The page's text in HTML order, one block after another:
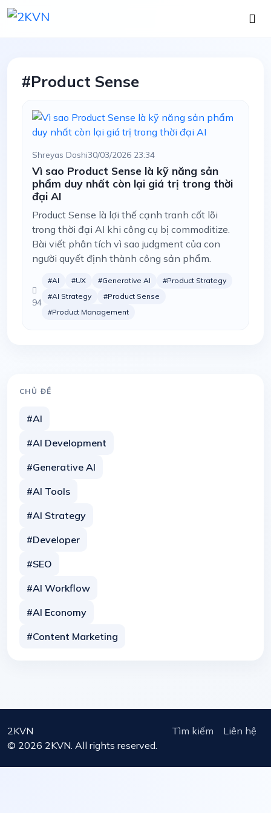
#Product Sense
Shreyas Doshi30/03/2026 23:34
Vì sao Product Sense là kỹ năng sản
phẩm duy nhất còn lại giá trị trong thời
đại AI
Product Sense là lợi thế cạnh tranh cốt lõi
trong thời đại AI khi công cụ bị commoditize.
Bài viết phân tích vì sao judgment của con
người quyết định thành công sản phẩm.
94
#AI #UX #Generative AI
#Product Strategy
#AI Strategy
#Product Sense
#Product Management
CHỦ ĐỀ
#AI
#AI Development
#Generative AI
#AI Tools
#AI Strategy
#Developer
#SEO
#AI Workflow
#AI Economy
#Content Marketing
2KVN Tìm kiếm
Liên hệ
© 2026 2KVN. All rights reserved.